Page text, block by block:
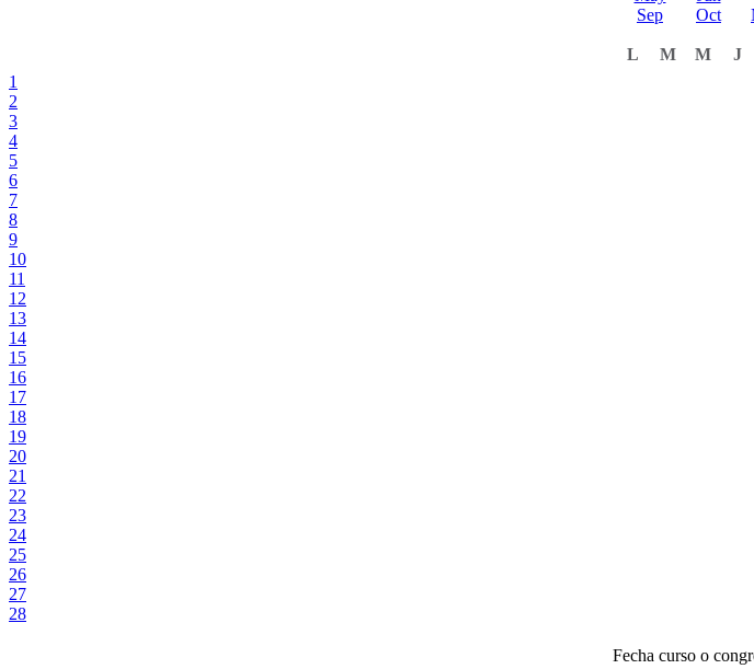
Sep
Oct
L M M J
1
2
3
4
5
6
7
8
9
10
11
12
13
14
15
16
17
18
19
20
21
22
23
24
25
26
27
28
Fecha curso o